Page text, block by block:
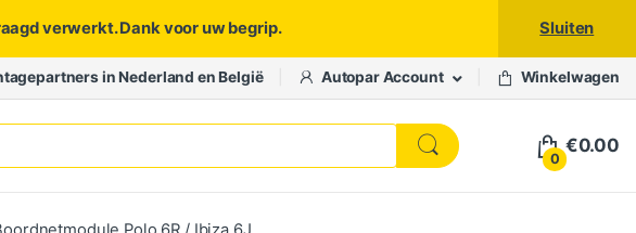
verwerkt. Dank voor uw begrip. Sluiten
in Nederland en België Autopar Account Winkelwagen
0
€0.00